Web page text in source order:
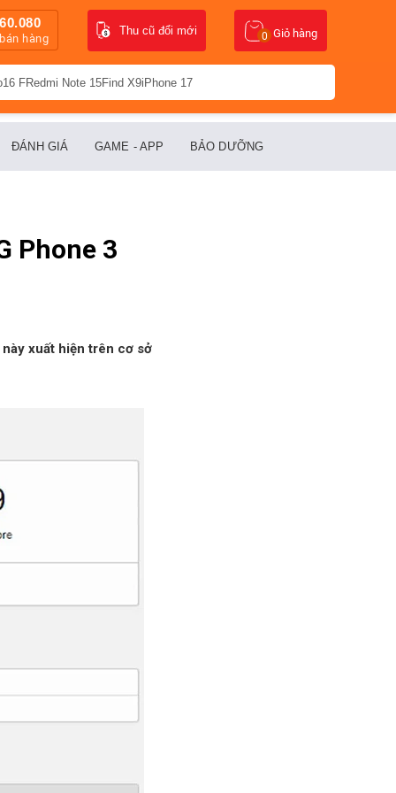
hàng Giỏ hàng
0
Thu cũ đổi mới
FRedmi Note 15Find X9iPhone 17
ĐÁNH GIÁ GAME - APP BẢO DƯỠNG
Phone 3
xuất hiện trên cơ sở